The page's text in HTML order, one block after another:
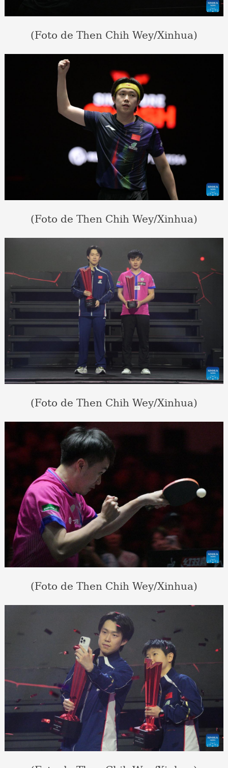
(Foto de Then Chih Wey/Xinhua)
(Foto de Then Chih Wey/Xinhua)
(Foto de Then Chih Wey/Xinhua)
(Foto de Then Chih Wey/Xinhua)